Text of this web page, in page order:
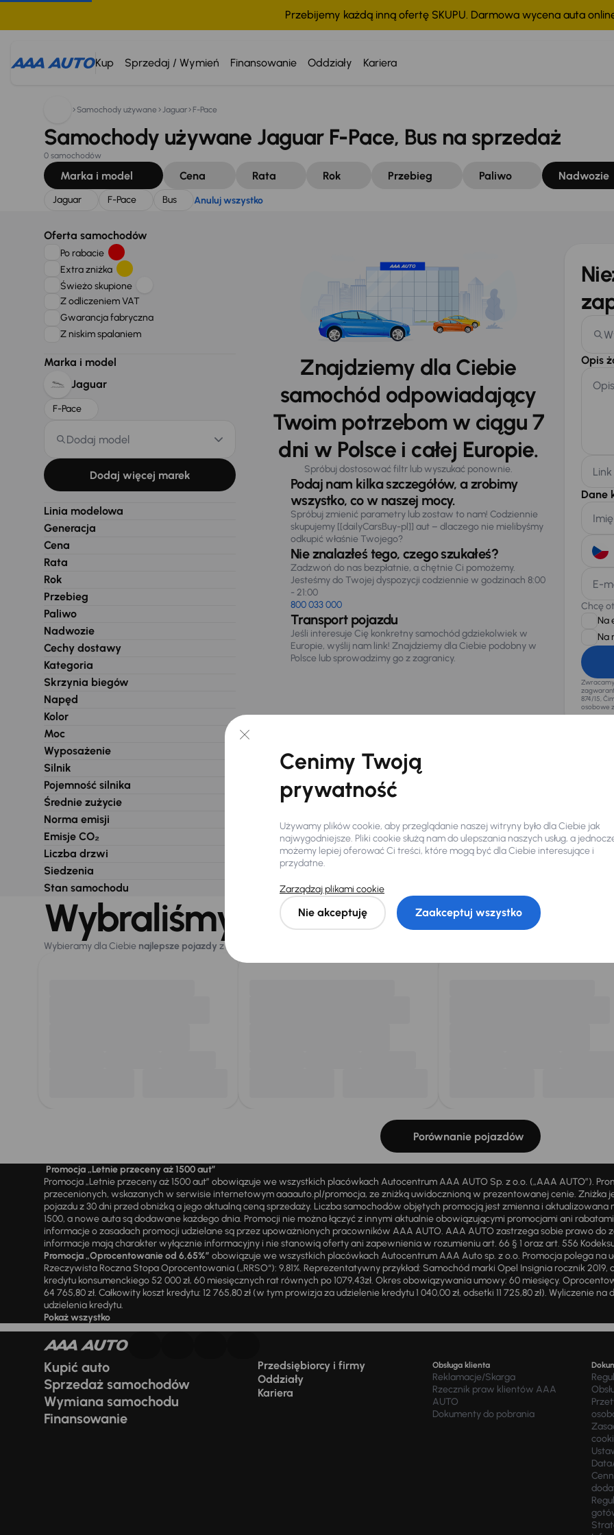
Przebijemy każdą inną ofertę SKUPU. Darmowa wycena auta
Kup Sprzedaj / Wymień Finansowanie Oddziały Kariera
Szukam: Anuluj wszystko
Samochody używane Jaguar F-Pace
Samochody używane Jaguar F-Pace, Bus na sprzedaż
0 samochodów
Marka i model Cena Rata Rok Przebieg Paliwo Nadwozie
Jaguar F-Pace Bus Anuluj wszystko
Oferta samochodów
Po rabacie
Extra zniżka
Świeżo skupione
Z odliczeniem VAT
Gwarancja fabryczna
Z niskim spalaniem
Marka i model
Jaguar
F-Pace
Dodaj model
Dodaj więcej marek
Linia modelowa
Generacja
Cena
Rata
Rok
Przebieg
Paliwo
Nadwozie
Cechy dostawy
Kategoria
Skrzynia biegów
Napęd
Kolor
Moc
Wyposażenie
Silnik
Pojemność silnika
Średnie zużycie
Norma emisji
Emisje CO₂
Liczba drzwi
Siedzenia
Stan samochodu
Znajdziemy dla Ciebie
samochód odpowiadający
Twoim potrzebom w ciągu 7
dni w Polsce i całej Europie.
Spróbuj dostosować filtr lub wyszukać ponownie.
Podaj nam kilka szczegółów, a zrobimy
wszystko, co w naszej mocy.
Spróbuj zmienić parametry lub zostaw to nam! Codziennie
skupujemy [[dailyCarsBuy-pl]] aut – dlaczego nie mielibyśmy
odkupić właśnie Twojego?
Nie znalazłeś tego, czego szukałeś?
Zadzwoń do nas bezpłatnie, a chętnie Ci pomożemy.
Jesteśmy do Twojej dyspozycji codziennie w godzinach 8:00
- 21:00
800 033 000
Transport pojazdu
Jeśli interesuje Cię konkretny samochód gdziekolwiek w
Europie, wyślij nam link! Znajdziemy dla Ciebie podobny w
Polsce lub sprowadzimy go z zagranicy.
Opis
Dane
E-
Chcę
Na
Na
874/15,
osobowe
Wybraliśmy dla Ciebie
Wybieramy dla Ciebie najlepsze pojazdy z naszej oferty. Kupimy dla Ciebie
Porównanie pojazdów
Promocja „Letnie przeceny aż 1500 aut”
Promocja „Letnie przeceny aż 1500 aut” obowiązuje we wszystkich placówkach Autocentrum AAA AUTO Sp. z o.o. („AAA AUTO”).
przecenionych, wskazanych w serwisie internetowym aaaauto.pl/promocja, ze zniżką uwidocznioną w prezentowanej cenie. Zniżka
pojazdu z 30 dni przed obniżką a jego aktualną ceną sprzedaży. Liczba samochodów objętych promocją jest zmienna i
1500, a nowe auta są dodawane każdego dnia. Promocji nie można łączyć z innymi aktualnie obowiązującymi promocjami ani
informacje o zasadach promocji udzielane są przez upoważnionych pracowników AAA AUTO. AAA AUTO zastrzega sobie prawo
informacje mają charakter wyłącznie informacyjny i nie stanowią oferty ani zapewnienia w rozumieniu art. 66 § 1 oraz art. 556
Promocja „Oprocentowanie od 6,65%” obowiązuje we wszystkich placówkach Autocentrum AAA Auto sp. z o.o. Promocja polega na
Rzeczywista Roczna Stopa Oprocentowania („RRSO“): 9,81%. Reprezentatywny przykład: Samochód marki Opel Insignia rocznik 2019,
kredytu konsumenckiego 52 000 zł, 60 miesięcznych rat równych po 1079,43zł. Okres obowiązywania umowy: 60 miesięcy.
64 765,80 zł. Całkowity koszt kredytu: 12 765,80 zł (w tym prowizja za udzielenie kredytu 1 040,00 zł, odsetki 11 725,80 zł). Wyliczenie
udzielenia kredytu.
Pokaż wszystko
Kupić auto
Sprzedaż samochodów
Wymiana samochodu
Finansowanie
Przedsiębiorcy i firmy
Oddziały
Kariera
Obsługa klienta
Reklamacje/Skarga
Rzecznik praw klientów AAA
AUTO
Dokumenty do pobrania
Cenimy Twoją
prywatność
Używamy plików cookie, aby przeglądanie naszej witryny było dla Ciebie jak
najwygodniejsze. Pliki cookie służą nam do ulepszania naszych usług, a
możemy lepiej oferować Ci treści, które mogą być dla Ciebie interesujące i
przydatne.
Zarządzaj plikami cookie
Nie akceptuję Zaakceptuj wszystko